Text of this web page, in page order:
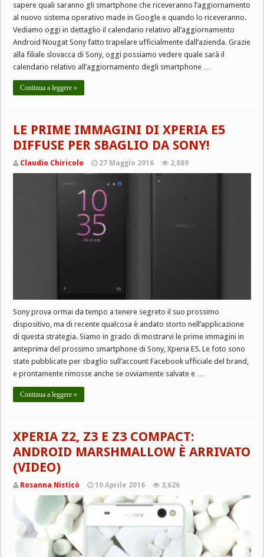
sapere quali saranno gli smartphone che riceveranno l’aggiornamento
al nuovo sistema operativo made in Google e quando lo riceveranno.
Vediamo oggi in dettaglio il calendario relativo all’aggiornamento
Android Nougat Sony fatto trapelare ufficialmente dall’azienda. Grazie
alla filiale slovacca di Sony, oggi possiamo vedere quale sarà il
calendario relativo all’aggiornamento degli smartphone …
Continua a leggere »
LE PRIME IMMAGINI DI XPERIA E5
DIFFUSE PER SBAGLIO DA SONY!
Claudio Chiricolo 27 Maggio 2016 2,889
Sony prova ormai da tempo a tenere segreto il suo prossimo
dispositivo, ma di recente qualcosa è andato storto nell’applicazione
di questa strategia. Siamo in grado di mostrarvi le prime immagini in
anteprima del prossimo smartphone di Sony, Xperia E5. Le foto sono
state pubblicate per sbaglio sull’account Facebook ufficiale del brand,
e prontamente rimosse anche se ovviamente salvate e …
Continua a leggere »
XPERIA Z2, Z3 E Z3 COMPACT:
ANDROID MARSHMALLOW È ARRIVATO
(VIDEO)
Rosanna Nisticò 10 Aprile 2016 3,626